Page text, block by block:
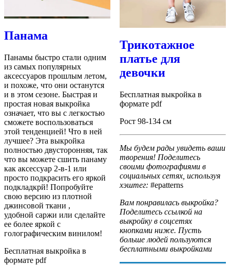
Панама
Панамы быстро стали одним
из самых популярных
аксессуаров прошлым летом,
и похоже, что они останутся
и в этом сезоне. Быстрая и
простая новая выкройка
означает, что вы с легкостью
сможете воспользоваться
этой тенденцией! Что в ней
лучшее? Эта выкройка
полностью двусторонняя, так
что вы можете сшить панаму
как аксессуар 2-в-1 или
просто подкрасить его яркой
подкладкрй! Попробуйте
свою версию из плотной
джинсовой ткани ,
удобной саржи или сделайте
ее более яркой с
голографическим винилом!
Бесплатная выкройка в
формате pdf
Трикотажное
платье для
девочки
Бесплатная выкройка в
формате pdf
Рост 98-134 см
Мы будем рады увидеть ваши
творения! Поделитесь
своими фотографиями в
социальных сетях, используя
хэштег: #epatterns
Вам понравилась выкройка?
Поделитесь ссылкой на
выкройку в соцсетях
кнопками ниже. Пусть
больше людей пользуются
бесплатными выкройками